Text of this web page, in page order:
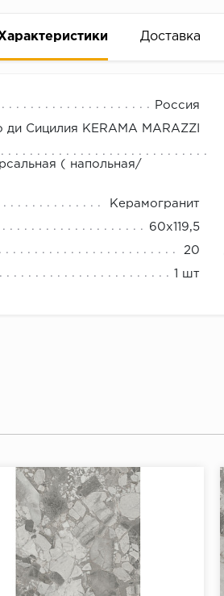
Доставка
Россия
ди Сицилия KЕRАМА МАRАZZI
( напольная/
Керамогранит
60x119,5
20
1 шт